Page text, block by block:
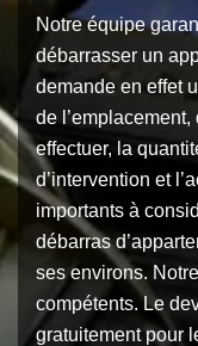
Notre équipe
débarrasser un
demande en effet
de l’emplacement,
effectuer, la
d’intervention et
importants à
débarras
ses environs.
compétents. Le
gratuitement pour